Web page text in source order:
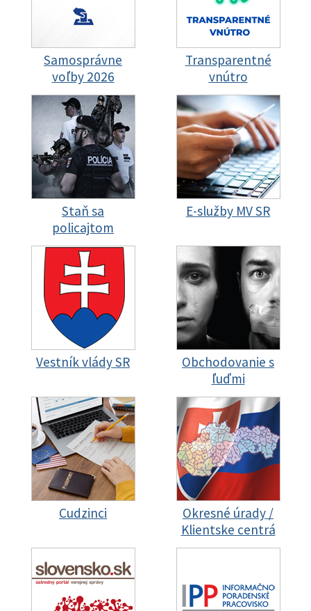
Samosprávne
voľby 2026
Transparentné
vnútro
Staň sa
policajtom
E-služby MV SR
Vestník vlády SR
Obchodovanie s
ľuďmi
Cudzinci
Okresné úrady /
Klientske centrá